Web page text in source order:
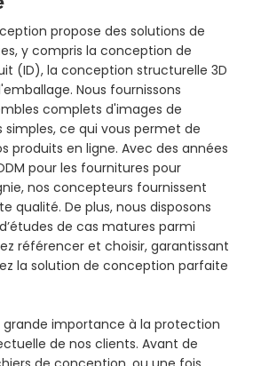
propose des solutions de
y compris la conception de
(ID), la conception structurelle 3D
Nous fournissons
complets d'images de
simples, ce qui vous permet de
produits en ligne. Avec des années
pour les fournitures pour
nos concepteurs fournissent
qualité. De plus, nous disposons
de cas matures parmi
référencer et choisir, garantissant
la solution de conception parfaite
grande importance à la protection
de nos clients. Avant de